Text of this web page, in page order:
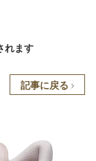
れます
記事に戻る